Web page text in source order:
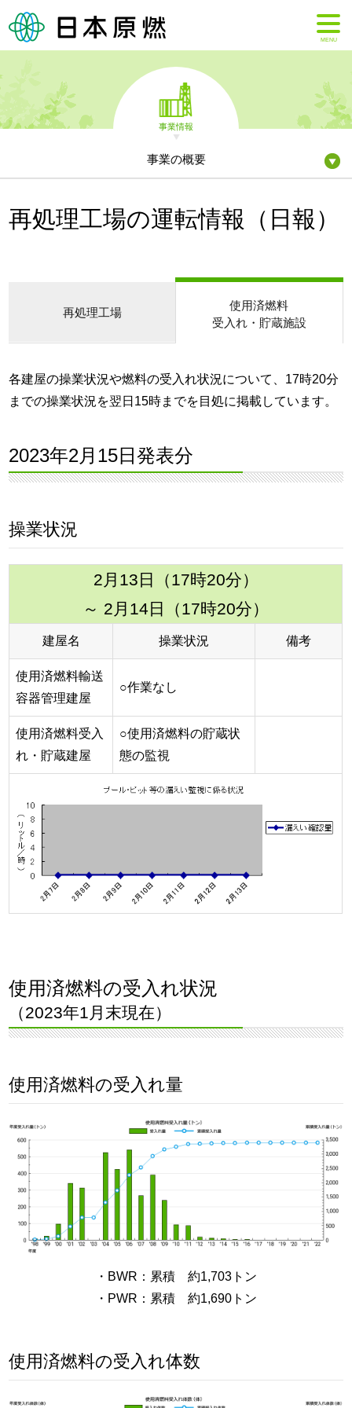
MENU
事業情報
事業の概要
再処理工場の運転情報（日報）
再処理工場
使用済燃料
受入れ・貯蔵施設
各建屋の操業状況や燃料の受入れ状況について、17時20分
までの操業状況を翌日15時までを目処に掲載しています。
2023年2月15日発表分
操業状況
2月13日（17時20分）
～ 2月14日（17時20分）
建屋名 操業状況 備考
使用済燃料輸送
容器管理建屋
○作業なし
使用済燃料受入
れ・貯蔵建屋
○使用済燃料の貯蔵状
態の監視
使用済燃料の受入れ状況
（2023年1月末現在）
使用済燃料の受入れ量
・BWR：累積 約1,703トン
・PWR：累積 約1,690トン
使用済燃料の受入れ体数